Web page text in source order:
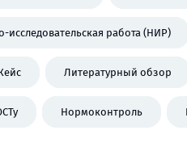
исследовательская работа (НИР)
Литературный обзор
Нормоконтроль